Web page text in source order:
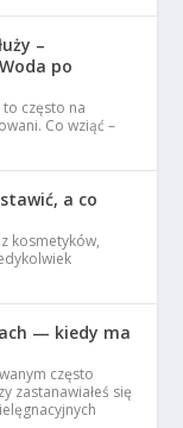
–
po
często na
Co wziąć –
a co
kosmetyków,
— kiedy ma
często
zastanawiałeś się